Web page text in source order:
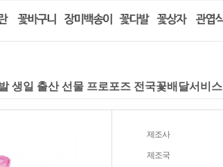
생일 출산 선물 프로포즈 전국꽃배달서비스
제조사
제조국